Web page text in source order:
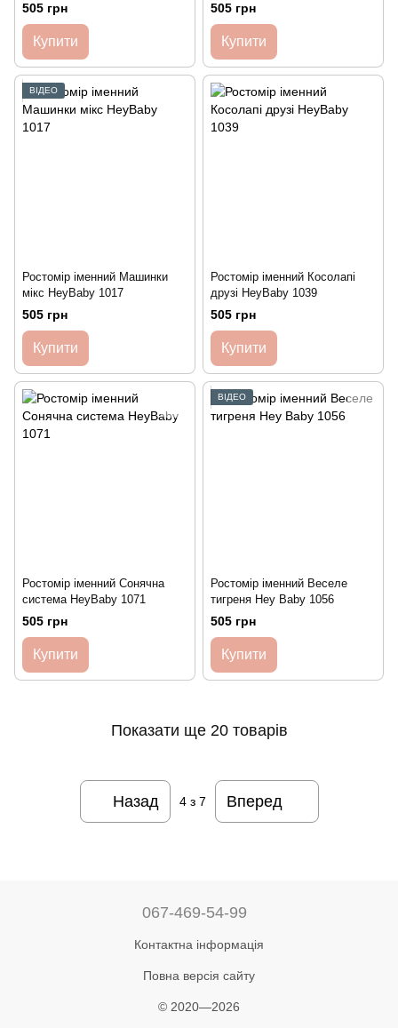
505 грн
Купити
505 грн
Купити
ВІДЕО
Ростомір іменний Машинки
мікс HeyBaby 1017
505 грн
Купити
Ростомір іменний Косолапі
друзі HeyBaby 1039
505 грн
Купити
Ростомір іменний Сонячна
система HeyBaby 1071
505 грн
Купити
ВІДЕО
Ростомір іменний Веселе
тигреня Hey Baby 1056
505 грн
Купити
Показати ще 20 товарів
Назад 4з 7 Вперед
067-469-54-99
Контактна інформація
Повна версія сайту
© 2020—2026